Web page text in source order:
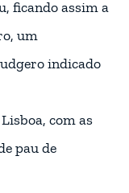
ficando assim a
um
indicado
com as
pau de